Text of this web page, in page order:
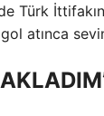
Türk
atınca